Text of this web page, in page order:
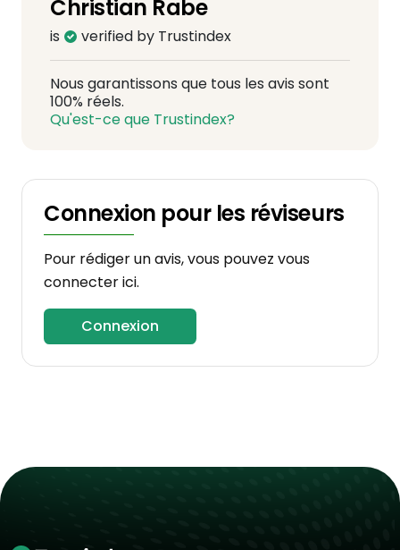
Christian Rabe
is verified by Trustindex
Nous garantissons que tous les avis sont
100% réels.
Qu'est-ce que Trustindex?
Connexion pour les réviseurs
Pour rédiger un avis, vous pouvez vous
connecter ici.
Connexion